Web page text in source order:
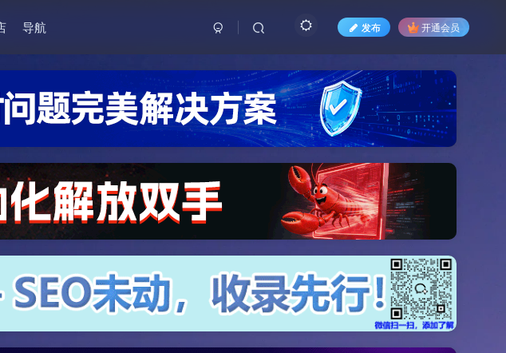
导航 发布 开通会员